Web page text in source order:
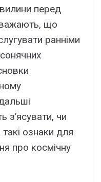
перед
що
ранніми
з’ясувати, чи
ознаки для
про космічну